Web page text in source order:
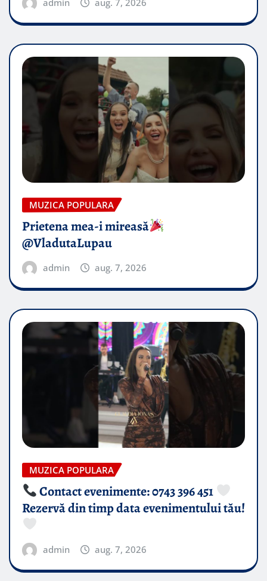
admin aug. 7, 2026
MUZICA POPULARA
Prietena mea-i mireasă​
@VladutaLupau
admin aug. 7, 2026
MUZICA POPULARA
Contact evenimente: 0743 396 451
Rezervă din timp data evenimentului tău!
admin aug. 7, 2026